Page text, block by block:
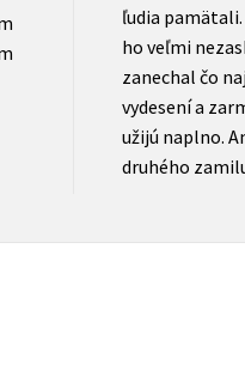
ľudia
ho veľmi
zanechal čo
vydesení a
užijú naplno.
druhého